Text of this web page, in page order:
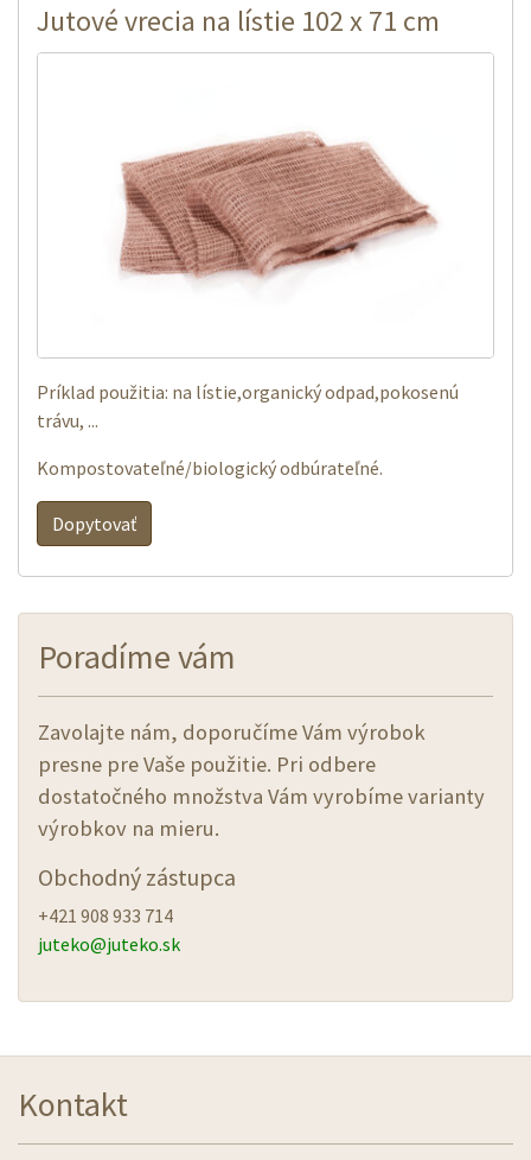
Jutové vrecia na lístie 102 x 71 cm
Príklad použitia: na lístie,organický odpad,pokosenú
trávu, ...
Kompostovateľné/biologický odbúrateľné.
Dopytovať
Poradíme vám
Zavolajte nám, doporučíme Vám výrobok
presne pre Vaše použitie. Pri odbere
dostatočného množstva Vám vyrobíme varianty
výrobkov na mieru.
Obchodný zástupca
+421 908 933 714
juteko@juteko.sk
Kontakt